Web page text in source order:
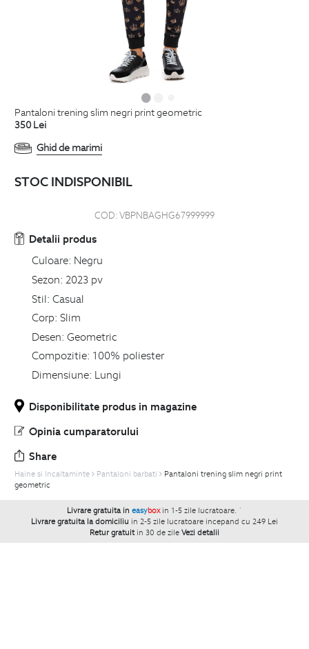
pantaloni trening slim negri print geometric
350 Lei
Ghid de marimi
STOC INDISPONIBIL
COD:VBPNBAGHG67999999
Detalii produs
Culoare: Negru
Sezon: 2023 pv
Stil: Casual
Corp: Slim
Desen: Geometric
Compozitie: 100% poliester
Dimensiune: Lungi
Disponibilitate produs in magazine
Opinia cumparatorului
Share
Haine si Incaltaminte Pantaloni barbati
Pantaloni trening slim negri print
geometric
Livrare gratuita in easybox in 1-5 zile lucratoare. `
Livrare gratuita la domiciliu in 2-5 zile lucratoare incepand cu 249 Lei
Retur gratuit in 30 de zile Vezi detalii